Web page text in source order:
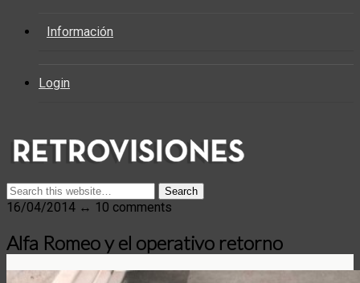
Información
Login
16/04/2014 ↔ 10 comments
Alfa Romeo y el operativo retorno